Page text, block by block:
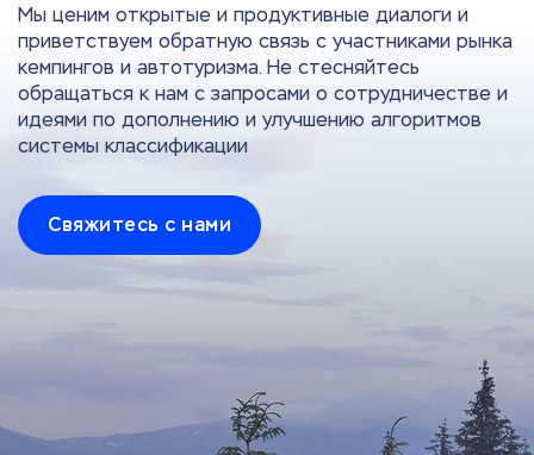
Мы ценим открытые и продуктивные диалоги и
приветствуем обратную связь с участниками рынка
кемпингов и автотуризма. Не стесняйтесь
обращаться к нам с запросами о сотрудничестве и
идеями по дополнению и улучшению алгоритмов
системы классификации
Свяжитесь с нами